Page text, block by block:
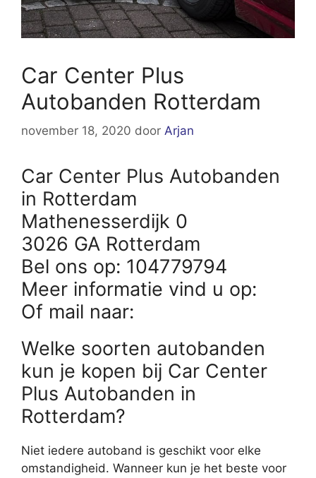
Car Center Plus
Autobanden Rotterdam
november 18, 2020 door Arjan
Car Center Plus Autobanden
in Rotterdam
Mathenesserdijk 0
3026 GA Rotterdam
Bel ons op: 104779794
Meer informatie vind u op:
Of mail naar:
Welke soorten autobanden
kun je kopen bij Car Center
Plus Autobanden in
Rotterdam?
Niet iedere autoband is geschikt voor elke
omstandigheid. Wanneer kun je het beste voor